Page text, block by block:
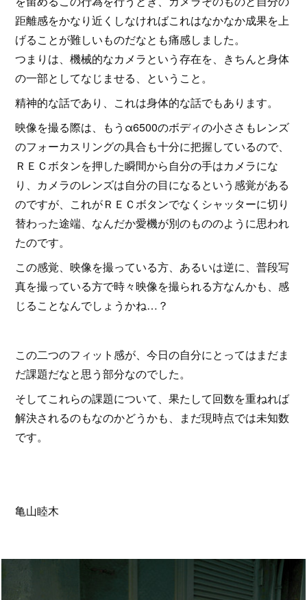
距離感をかなり近くしなければこれはなかなか成果を上
げることが難しいものだなとも痛感しました。
つまりは、機械的なカメラという存在を、きちんと身体
の一部としてなじませる、ということ。
精神的な話であり、これは身体的な話でもあります。
映像を撮る際は、もうα6500のボディの小ささもレンズ
のフォーカスリングの具合も十分に把握しているので、
ＲＥＣボタンを押した瞬間から自分の手はカメラにな
り、カメラのレンズは自分の目になるという感覚がある
のですが、これがＲＥＣボタンでなくシャッターに切り
替わった途端、なんだか愛機が別のもののように思われ
たのです。
この感覚、映像を撮っている方、あるいは逆に、普段写
真を撮っている方で時々映像を撮られる方なんかも、感
じることなんでしょうかね…？
この二つのフィット感が、今日の自分にとってはまだま
だ課題だなと思う部分なのでした。
そしてこれらの課題について、果たして回数を重ねれば
解決されるのもなのかどうかも、まだ現時点では未知数
です。
亀山睦木